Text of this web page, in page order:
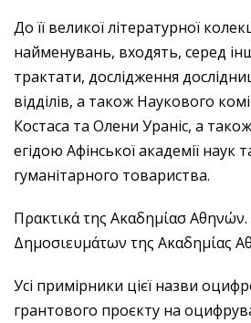
До її великої літературної
найменувань, входять, серед
трактати, дослідження
відділів, а також Наукового
Костаса та Олени Ураніс, а також
егідою Афінської академії наук
гуманітарного товариства.
Πρακτικά της Ακαδημίασ
Δημοσιευμάτων της Ακαδημίας
Усі примірники цієї назви
грантового проєкту на